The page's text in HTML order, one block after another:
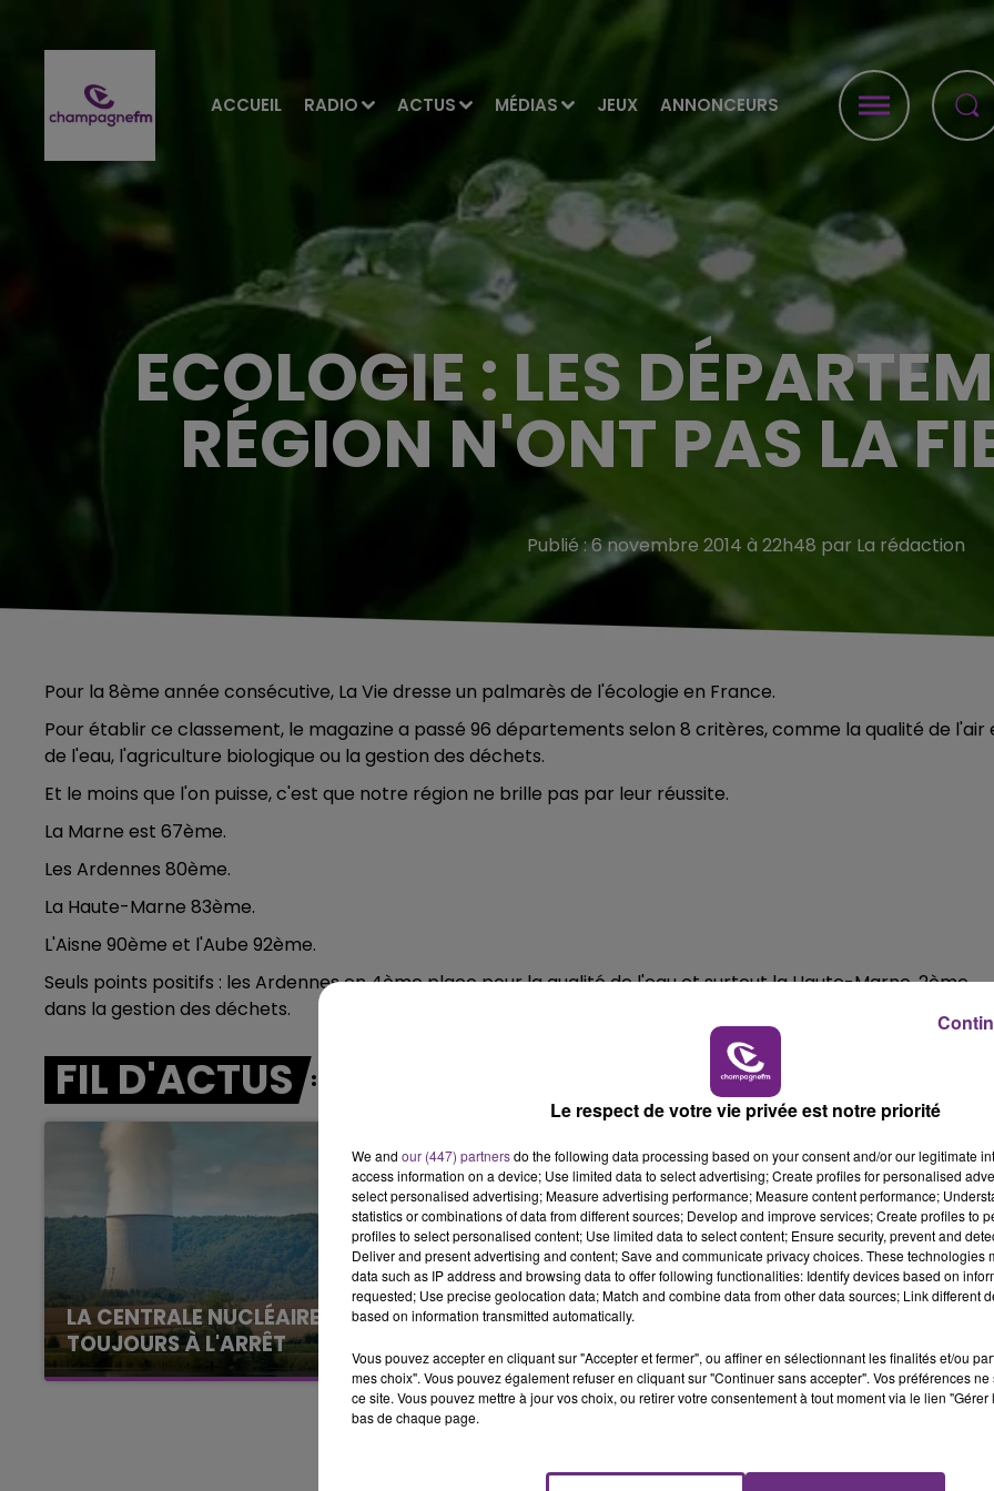
ACCUEIL RADIO ACTUS MÉDIAS JEUX ANNONCEURS
7h00 - 12h00
LE WEEK-END CHAMPAGNE FM
ECOLOGIE : LES
RÉGION N'ONT PAS LA
Publié : 6 novembre 2014 à 22h48 par La rédaction
Pour la 8ème année consécutive, La Vie dresse un palmarès de l'écologie en France.
Pour établir ce classement, le magazine a passé 96 départements selon 8 critères, comme la qualité de l'air
de l'eau, l'agriculture biologique ou la gestion des déchets.
Et le moins que l'on puisse, c'est que notre région ne brille pas par leur réussite.
La Marne est 67ème.
Les Ardennes 80ème.
La Haute-Marne 83ème.
L'Aisne 90ème et l'Aube 92ème.
Seuls points positifs : les Ardennes en 4ème place pour la qualité de l'eau et surtout la Haute-Marne, 2ème
dans la gestion des déchets.
FIL D'ACTUS
LA CENTRALE NUCLÉAIRE DE CHOOZ
TOUJOURS À L'ARRÊT
Cela fait déjà une semaine que la centrale
nucléaire ardennaise est à l'arrêt. Une situation
justifiée par la sécheresse intense qui est
LE MAGASIN JOUÉCLUB DE REIMS FERME
C'était l'une des institutions du centre-ville
rémois. Le magasin JouéClub est contraint de
Le respect de votre vie privée est notre priorité
We and our (447) partnersdo the following data processing based on your consent and/or our legitimate
access information on a device; Use limited data to select advertising; Create profiles for personalised
select personalised advertising; Measure advertising performance; Measure content performance;
statistics or combinations of data from different sources; Develop and improve services; Create profiles to
profiles to select personalised content; Use limited data to select content; Ensure security, prevent and
Deliver and present advertising and content; Save and communicate privacy choices. These technologies
data such as IP address and browsing data to offer following functionalities: Identify devices based on
requested; Use precise geolocation data; Match and combine data from other data sources; Link different
based on information transmitted automatically.
Vous pouvez accepter en cliquant sur "Accepter et fermer", ou affiner en sélectionnant les finalités et/ou
mes choix". Vous pouvez également refuser en cliquant sur "Continuer sans accepter". Vos préférences
ce site. Vous pouvez mettre à jour vos choix, ou retirer votre consentement à tout moment via le lien
bas de chaque page.